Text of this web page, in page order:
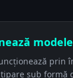
prin
sub